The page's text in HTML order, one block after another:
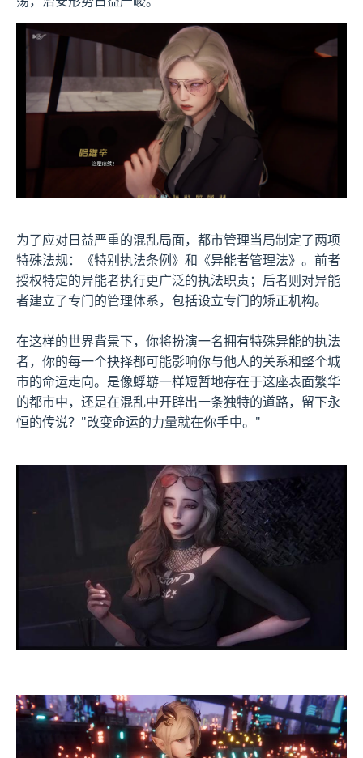
为了应对日益严重的混乱局面，都市管理当局制定了两项
特殊法规：《特别执法条例》和《异能者管理法》。前者
授权特定的异能者执行更广泛的执法职责；后者则对异能
者建立了专门的管理体系，包括设立专门的矫正机构。
在这样的世界背景下，你将扮演一名拥有特殊异能的执法
者，你的每一个抉择都可能影响你与他人的关系和整个城
市的命运走向。是像蜉蝣一样短暂地存在于这座表面繁华
的都市中，还是在混乱中开辟出一条独特的道路，留下永
恒的传说？"改变命运的力量就在你手中。"